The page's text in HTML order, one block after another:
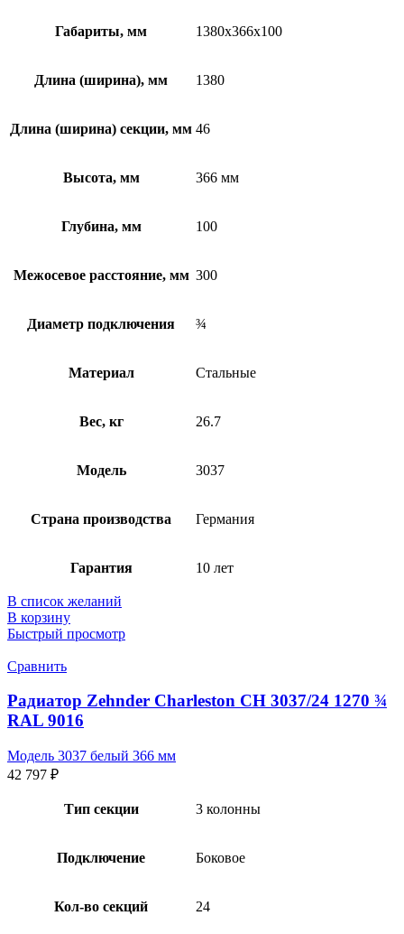
Габариты, мм 1380x366x100
Длина (ширина), мм 1380
Длина (ширина) секции, мм 46
Высота, мм 366 мм
Глубина, мм 100
Межосевое расстояние, мм 300
Диаметр подключения ¾
Материал Стальные
Вес, кг 26.7
Модель 3037
Страна производства Германия
Гарантия 10 лет
В список желаний
В корзину
Быстрый просмотр
Сравнить
Радиатор Zehnder Charleston CH 3037/24 1270 ¾
RAL 9016
Модель 3037 белый 366 мм
42 797 ₽
Тип секции 3 колонны
Подключение Боковое
Кол-во секций 24